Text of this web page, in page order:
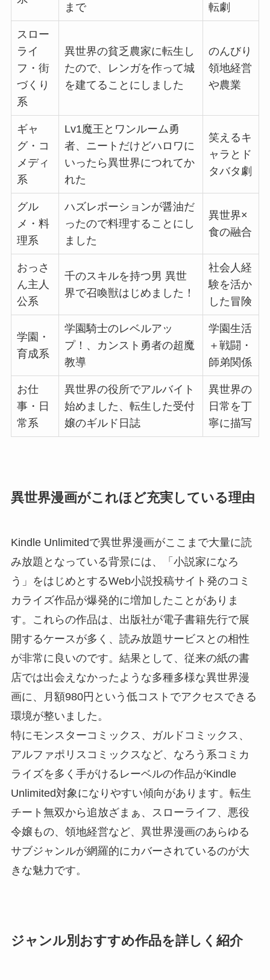
まで 転劇
スロー
ライ
フ・街
づくり
系
異世界の貧乏農家に転生し
たので、レンガを作って城
を建てることにしました
のんびり
領地経営
や農業
ギャ
グ・コ
メディ
系
Lv1魔王とワンルーム勇
者、ニートだけどハロワに
いったら異世界につれてか
れた
笑えるキ
ャラとド
タバタ劇
グル
メ・料
理系
ハズレポーションが醤油だ
ったので料理することにし
ました
異世界×
食の融合
おっさ
ん主人
公系
千のスキルを持つ男 異世
界で召喚獣はじめました！
社会人経
験を活か
した冒険
学園・
育成系
学園騎士のレベルアッ
プ！、カンスト勇者の超魔
教導
学園生活
＋戦闘・
師弟関係
お仕
事・日
常系
異世界の役所でアルバイト
始めました、転生した受付
嬢のギルド日誌
異世界の
日常を丁
寧に描写
異世界漫画がこれほど充実している理由
Kindle Unlimitedで異世界漫画がここまで大量に読
み放題となっている背景には、「小説家になろ
う」をはじめとするWeb小説投稿サイト発のコミ
カライズ作品が爆発的に増加したことがありま
す。これらの作品は、出版社が電子書籍先行で展
開するケースが多く、読み放題サービスとの相性
が非常に良いのです。結果として、従来の紙の書
店では出会えなかったような多種多様な異世界漫
画に、月額980円という低コストでアクセスできる
環境が整いました。
特にモンスターコミックス、ガルドコミックス、
アルファポリスコミックスなど、なろう系コミカ
ライズを多く手がけるレーベルの作品がKindle
Unlimited対象になりやすい傾向があります。転生
チート無双から追放ざまぁ、スローライフ、悪役
令嬢もの、領地経営など、異世界漫画のあらゆる
サブジャンルが網羅的にカバーされているのが大
きな魅力です。
ジャンル別おすすめ作品を詳しく紹介